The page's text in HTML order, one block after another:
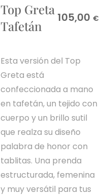
Top Greta
Tafetán
105,00 €
Esta versión del Top
Greta está
confeccionada a mano
en tafetán, un tejido con
cuerpo y un brillo sutil
que realza su diseño
palabra de honor con
tablitas. Una prenda
estructurada, femenina
y muy versátil para tus